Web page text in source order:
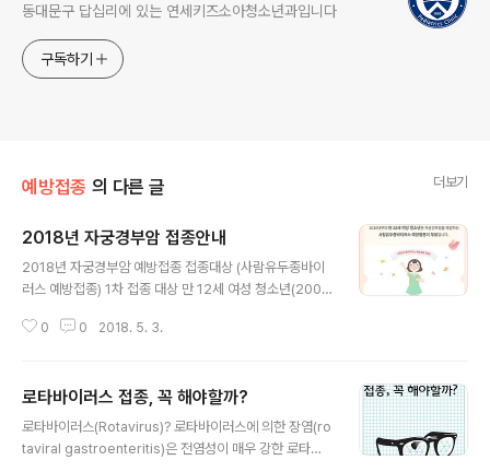
동대문구 답십리에 있는 연세키즈소아청소년과입니다
구독하기
예방접종 의 다른 글 더보기
2018년 자궁경부암 접종안내
2018년 자궁경부암 예방접종 접종대상 (사람유두종바이
러스 예방접종) 1차 접종 대상 만 12세 여성 청소년(2005.
6.12.31.까지 1차접종 완료 2004년생은 2017.12.31.까
까지 2차 접종 무료 ▶ 단 무료접종 시행 이전(2016년 6
월 20일) 이전 1차 접종한 경우 2003년생 2018.6.30.
까지. 2004년생, 2005년생 2018.12.31.까지 2006년
0 0 2018. 5. 3.
로타바이러스 접종, 꼭 해야할까?
로타바이러스(Rotavirus)? 로타바이러스에 의한 장염(ro
taviral gastroenteritis)은 전염성이 매우 강한 로타바